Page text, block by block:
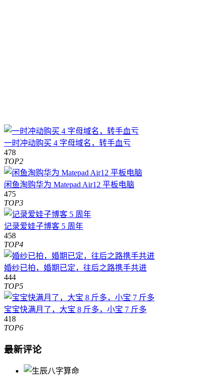
一时冲动购买 4 字母域名，转手血亏
478
TOP2
闲鱼淘购华为 Matepad Air12 平板电脑
475
TOP3
记录爱娃子博客 5 周年
458
TOP4
婚纱已拍，婚期已定，往后之路携手共进
444
TOP5
宝宝快满月了，大宝 8 斤多，小宝 7 斤多
418
TOP6
最新评论